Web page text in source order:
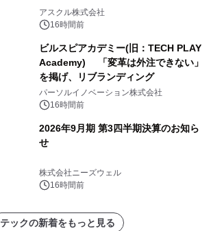
アスクル株式会社
16時間前
ビルスピアカデミー(旧：TECH PLAY
Academy) 「変革は外注できない」
を掲げ、リブランディング
パーソルイノベーション株式会社
16時間前
2026年9月期 第3四半期決算のお知ら
せ
株式会社ニーズウェル
16時間前
テックの新着をもっと見る